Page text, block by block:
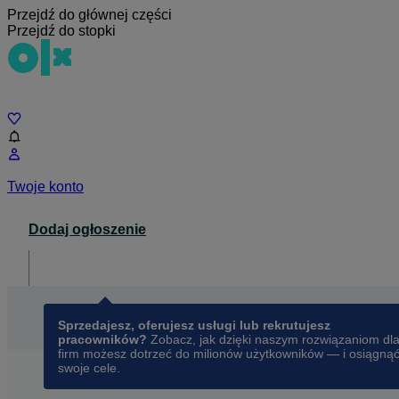
Przejdź do głównej części
Przejdź do stopki
Twoje konto
Dodaj ogłoszenie
Sprzedajesz, oferujesz usługi lub rekrutujesz
pracowników? Zobacz, jak dzięki naszym rozwiązaniom dla
firm możesz dotrzeć do milionów użytkowników — i osiągnąć
swoje cele.